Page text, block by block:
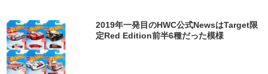
2019年一発目のHWC公式NewsはTarget限
定Red Edition前半6種だった模様